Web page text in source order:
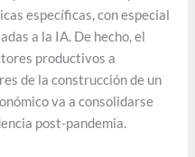
específicas, con especial
a la IA. De hecho, el
productivos a
de la construcción de un
va a consolidarse
post-pandemia.